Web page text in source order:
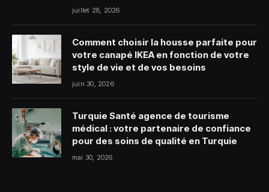
juillet 28, 2026
Comment choisir la housse parfaite pour
votre canapé IKEA en fonction de votre
style de vie et de vos besoins
juin 30, 2026
Turquie Santé agence de tourisme
médical : votre partenaire de confiance
pour des soins de qualité en Turquie
mai 30, 2026